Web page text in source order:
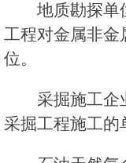
地质勘探单位
工程对金属非金
位。
采掘施工企业
采掘工程施工的